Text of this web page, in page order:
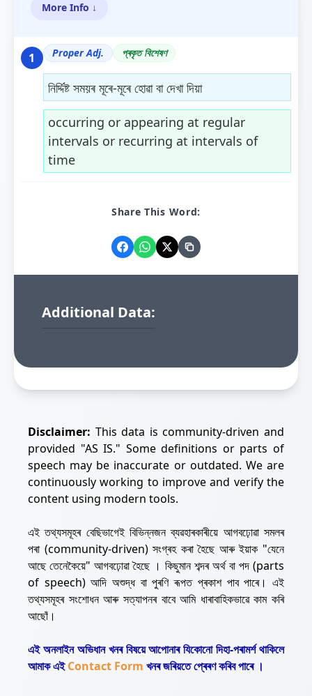
More Info ↓
1 Proper Adj. প্ৰকৃত বিশেষণ
নিৰ্দ্দিষ্ট সময়ৰ মূৰে-মূৰে হোৱা বা দেখা দিয়া
occurring or appearing at regular
intervals or recurring at intervals of
time
Share This Word:
Additional Data:
Disclaimer: This data is community-driven and
provided "AS IS." Some definitions or parts of
speech may be inaccurate or outdated. We are
continuously working to improve and verify the
content using modern tools.
এই তথ্যসমূহৰ বেছিভাগেই বিভিন্নজন ব্যৱহাৰকাৰীয়ে আগবঢ়োৱা সমলৰ
পৰা (community-driven) সংগ্ৰহ কৰা হৈছে আৰু ইয়াক "যেনে
আছে তেনেকৈয়ে" আগবঢ়োৱা হৈছে । কিছুমান শব্দৰ অৰ্থ বা পদ (parts
of speech) আদি অশুদ্ধ বা পুৰণি ৰূপত প্ৰকাশ পাব পাৰে। এই
তথ্যসমূহৰ সংশোধন আৰু সত্যাপনৰ বাবে আমি ধাৰাবাহিকভাৱে কাম কৰি
আছোঁ।
এই অনলাইন অভিধান খনৰ বিষয়ে আপোনাৰ যিকোনো দিহা-পৰামৰ্শ থাকিলে
আমাক এইContact Form খনৰ জৰিয়তে প্ৰেৰণ কৰিব পাৰে ।